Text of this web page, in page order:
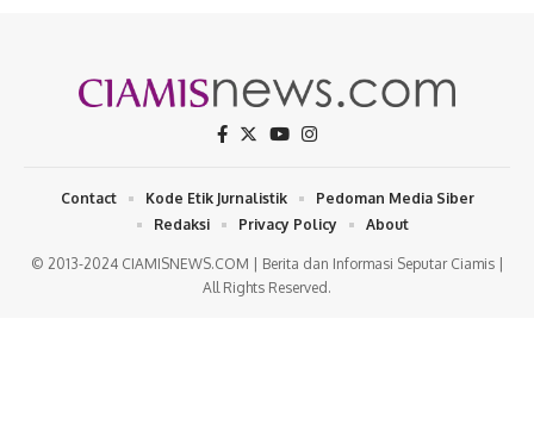
© 2013-2024 CIAMISNEWS.COM | Berita dan Informasi Seputar Ciamis |
All Rights Reserved.
Contact Kode Etik Jurnalistik
Pedoman Media Siber
Redaksi
Privacy Policy About